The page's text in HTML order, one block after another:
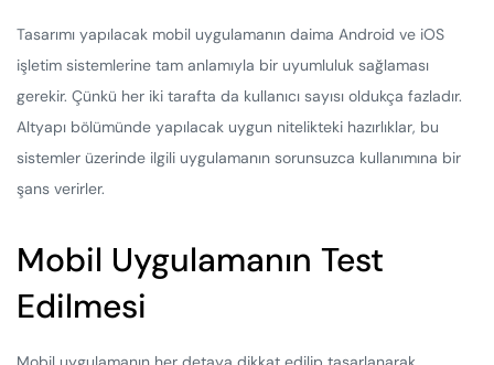
Tasarımı yapılacak mobil uygulamanın daima Android ve iOS
işletim sistemlerine tam anlamıyla bir uyumluluk sağlaması
gerekir. Çünkü her iki tarafta da kullanıcı sayısı oldukça fazladır.
Altyapı bölümünde yapılacak uygun nitelikteki hazırlıklar, bu
sistemler üzerinde ilgili uygulamanın sorunsuzca kullanımına bir
şans verirler.
Mobil Uygulamanın Test
Edilmesi